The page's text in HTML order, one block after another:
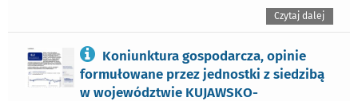
Czytaj dalej
Koniunktura gospodarcza, opinie
formułowane przez jednostki z siedzibą
w województwie KUJAWSKO-